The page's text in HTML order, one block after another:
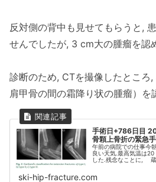
反対側の背中も見せてもらうと,
せんでしたが, 3 cm大の腫瘤を認
診断のため, CTを撮像したところ
肩甲骨の間の霜降り状の腫瘤）を
手術日+786日目
骨顆上骨折の緊急手
午前の病院での仕事今
良い天気.最高気温は
した.残念なことに, 蔵
ski-hip-fracture.com